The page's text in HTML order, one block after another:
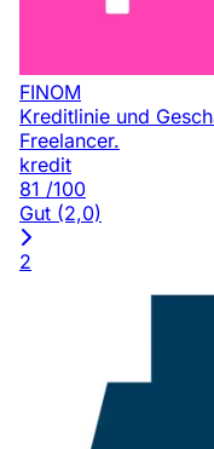
FINOM
Kreditlinie und
Freelancer.
kredit
81 /100
Gut (2,0)
2